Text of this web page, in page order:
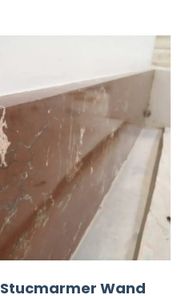
Stucmarmer Wand